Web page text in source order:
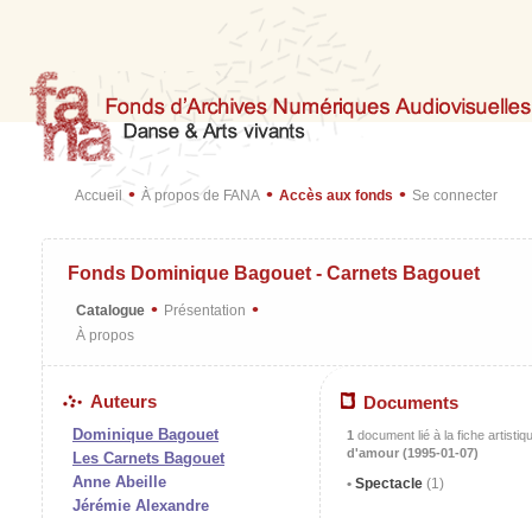
Accueil • À propos de FANA • Accès aux fonds • Se connecter
Fonds Dominique Bagouet - Carnets Bagouet
Catalogue • Présentation •
À propos
Auteurs
Dominique Bagouet
Les Carnets Bagouet
Anne Abeille
Jérémie Alexandre
Documents
1 document lié à la fiche
d'amour (1995-01-07)
Spectacle (1)